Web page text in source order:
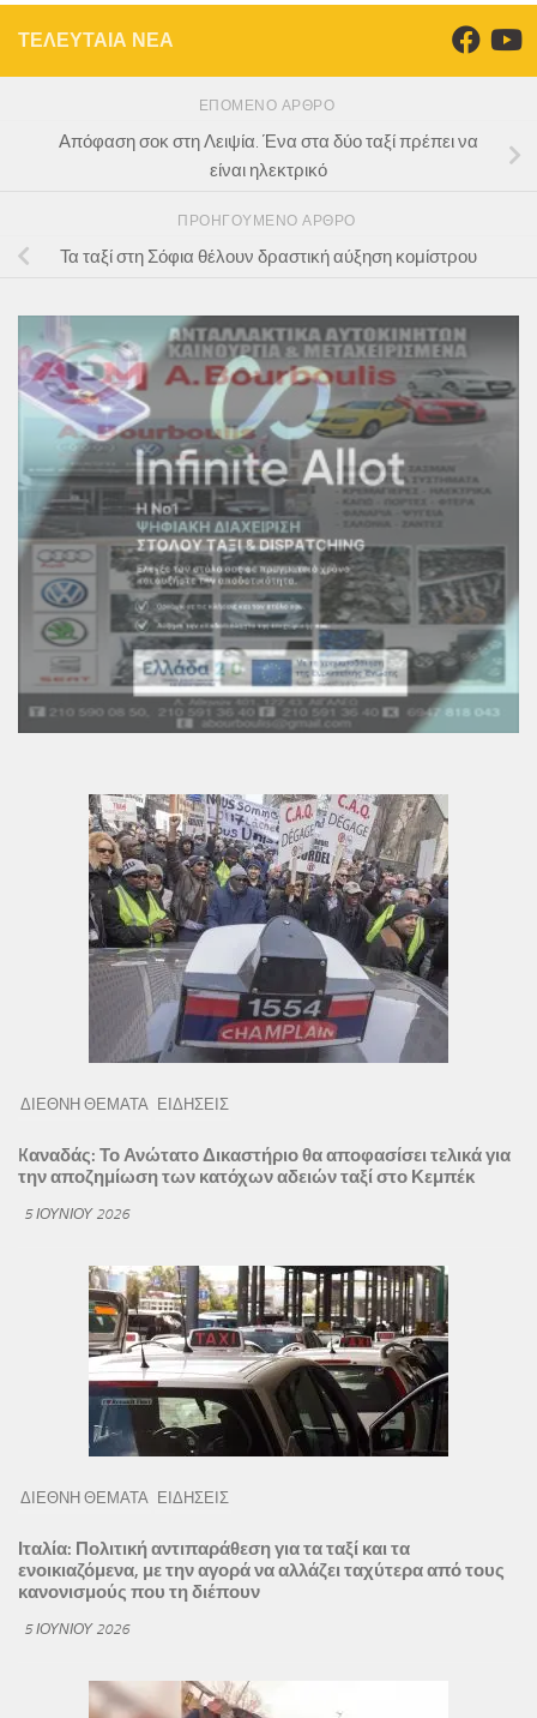
ΤΕΛΕΥΤΑΙΑ ΝΕΑ
ΕΠΌΜΕΝΟ ΆΡΘΡΟ
Απόφαση σοκ στη Λειψία. Ένα στα δύο ταξί πρέπει να
είναι ηλεκτρικό
ΠΡΟΗΓΟΎΜΕΝΟ ΆΡΘΡΟ
Τα ταξί στη Σόφια θέλουν δραστική αύξηση κομίστρου
ΔΙΕΘΝΗ ΘΕΜΑΤΑ ΕΙΔΗΣΕΙΣ
Kαναδάς: Το Ανώτατο Δικαστήριο θα αποφασίσει τελικά για
την αποζημίωση των κατόχων αδειών ταξί στο Κεμπέκ
5 ΙΟΥΝΊΟΥ 2026
ΔΙΕΘΝΗ ΘΕΜΑΤΑ ΕΙΔΗΣΕΙΣ
Ιταλία: Πολιτική αντιπαράθεση για τα ταξί και τα
ενοικιαζόμενα, με την αγορά να αλλάζει ταχύτερα από τους
κανονισμούς που τη διέπουν
5 ΙΟΥΝΊΟΥ 2026